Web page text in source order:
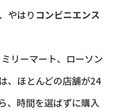
やはり コンビニエンス
リーマート、ローソン
、ほとんどの店舗が24
、時間を選ばずに購入